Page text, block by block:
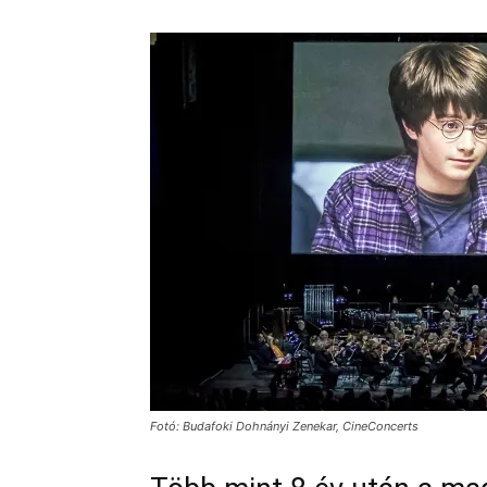
Fotó: Budafoki Dohnányi Zenekar, CineConcerts